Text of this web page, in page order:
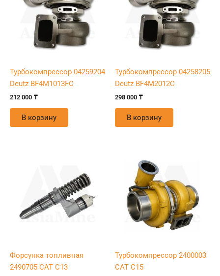
Турбокомпрессор 04259204
Deutz BF4M1013FC
212 000 ₸
В корзину
Турбокомпрессор 04258205
Deutz BF4M2012C
298 000 ₸
В корзину
Форсунка топливная
2490705 CAT C13
Турбокомпрессор 2400003
CAT C15